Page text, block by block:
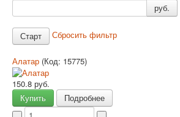
руб.
Сбросить фильтр
Алатар (Код: 15775)
150.8 руб.
Купить
Подробнее